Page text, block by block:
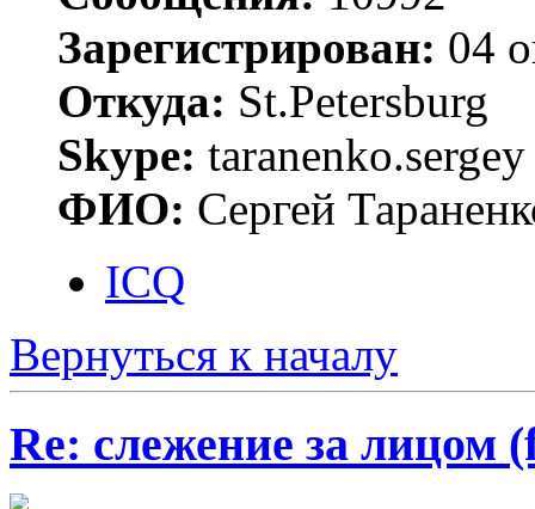
Зарегистрирован: 04
Откуда: St.Petersburg
Skype: taranenko.sergey
ФИО: Сергей
ICQ
Вернуться к началу
Re: слежение за лицом